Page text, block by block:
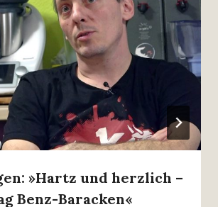
»Hartz und herzlich –
Benz-Baracken«